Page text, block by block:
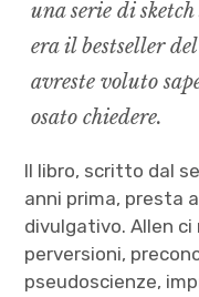
una serie di
era il bestseller
avreste voluto
osato chiedere.
Il libro, scritto dal
anni prima, presta
divulgativo. Allen
perversioni,
pseudoscienze,